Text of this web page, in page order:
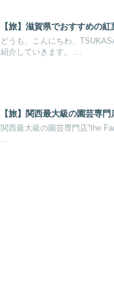
【旅】滋賀県でおすすめの
どうも、こんにちわ、
紹介していきます。 ...
【旅】関西最大級の園芸専
関西最大級の園芸専門店”the
...